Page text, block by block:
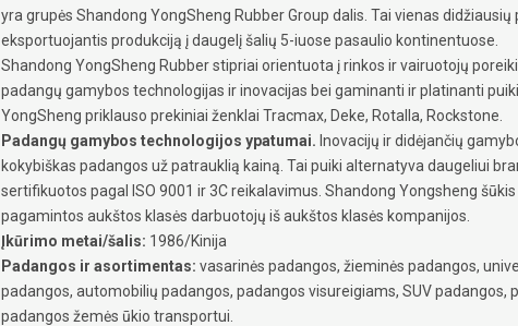
yra grupės Shandong YongSheng Rubber Group dalis. Tai vienas
eksportuojantis produkciją į daugelį šalių 5-iuose pasaulio kontinentuose.
Shandong YongSheng Rubber stipriai orientuota į rinkos ir vairuotojų
padangų gamybos technologijas ir inovacijas bei gaminanti ir platinanti
YongSheng priklauso prekiniai ženklai Tracmax, Deke, Rotalla, Rockstone.
Padangų gamybos technologijos ypatumai. Inovacijų ir didėjančių
kokybiškas padangos už patrauklią kainą. Tai puiki alternatyva daugeliui
sertifikuotos pagal ISO 9001 ir 3C reikalavimus. Shandong Yongsheng
pagamintos aukštos klasės darbuotojų iš aukštos klasės kompanijos.
Įkūrimo metai/šalis: 1986/Kinija
Padangos ir asortimentas: vasarinės padangos, žieminės padangos,
padangos, automobilių padangos, padangos visureigiams, SUV
padangos žemės ūkio transportui.